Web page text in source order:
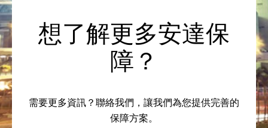
想了解更多安達保
障？
需要更多資訊？聯絡我們，讓我們為您提供完善的
保障方案。